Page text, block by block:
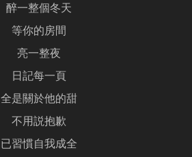
醉一整個冬天
等你的房間
亮一整夜
日記每一頁
全是關於他的甜
不用説抱歉
已習慣自我成全